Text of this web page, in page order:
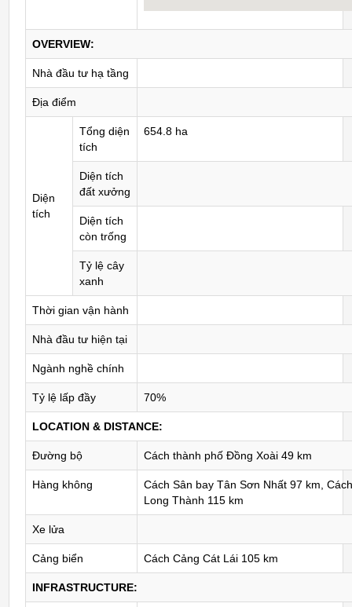
OVERVIEW:
Nhà đầu tư hạ tầng
Địa điểm
Diện
tích
Tổng diện
tích
654.8 ha
Diện tích
đất xưởng
Diện tích
còn trống
Tỷ lệ cây
xanh
Thời gian vận hành
Nhà đầu tư hiện tại
Ngành nghề chính
Tỷ lệ lấp đầy 70%
LOCATION & DISTANCE:
Đường bộ Cách thành phố Đồng Xoài 49 km
Hàng không
Cách Sân bay Tân Sơn Nhất 97 km,
Long Thành 115 km
Xe lửa
Cảng biển Cách Cảng Cát Lái 105 km
INFRASTRUCTURE: